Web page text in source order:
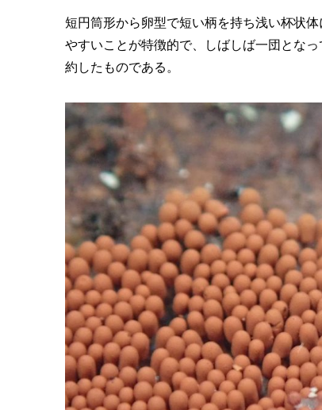
短円筒形から卵型で短い柄を持ち浅い杯状
やすいことが特徴的で、しばしば一団とな
約したものである。